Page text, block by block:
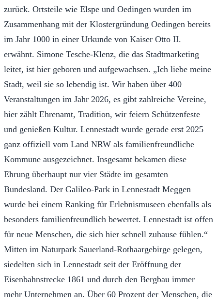
zurück. Ortsteile wie Elspe und Oedingen wurden im
Zusammenhang mit der Klostergründung Oedingen bereits
im Jahr 1000 in einer Urkunde von Kaiser Otto II.
erwähnt. Simone Tesche-Klenz, die das Stadtmarketing
leitet, ist hier geboren und aufgewachsen. „Ich liebe meine
Stadt, weil sie so lebendig ist. Wir haben über 400
Veranstaltungen im Jahr 2026, es gibt zahlreiche Vereine,
hier zählt Ehrenamt, Tradition, wir feiern Schützenfeste
und genießen Kultur. Lennestadt wurde gerade erst 2025
ganz offiziell vom Land NRW als familienfreundliche
Kommune ausgezeichnet. Insgesamt bekamen diese
Ehrung überhaupt nur vier Städte im gesamten
Bundesland. Der Galileo-Park in Lennestadt Meggen
wurde bei einem Ranking für Erlebnismuseen ebenfalls als
besonders familienfreundlich bewertet. Lennestadt ist offen
für neue Menschen, die sich hier schnell zuhause fühlen.“
Mitten im Naturpark Sauerland-Rothaargebirge gelegen,
siedelten sich in Lennestadt seit der Eröffnung der
Eisenbahnstrecke 1861 und durch den Bergbau immer
mehr Unternehmen an. Über 60 Prozent der Menschen, die